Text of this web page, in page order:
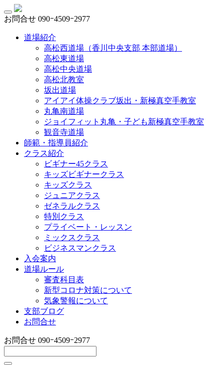
お問合せ 090ｰ4509ｰ2977
道場紹介
高松西道場（香川中央支部 本部道場）
高松東道場
高松中央道場
高松北教室
坂出道場
アイアイ体操クラブ坂出・新極真空手教室
丸亀南道場
ジョイフィット丸亀・子ども新極真空手教室
観音寺道場
師範・指導員紹介
クラス紹介
ビギナー45クラス
キッズビギナークラス
キッズクラス
ジュニアクラス
ゼネラルクラス
特別クラス
プライベート・レッスン
ミックスクラス
ビジネスマンクラス
入会案内
道場ルール
審査科目表
新型コロナ対策について
気象警報について
支部ブログ
お問合せ
お問合せ 090ｰ4509ｰ2977